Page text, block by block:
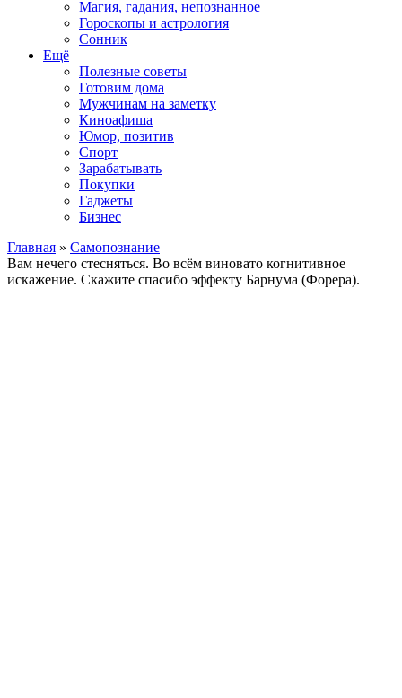
Магия, гадания, непознанное
Гороскопы и астрология
Сонник
Ещё
Полезные советы
Готовим дома
Мужчинам на заметку
Киноафиша
Юмор, позитив
Спорт
Зарабатывать
Покупки
Гаджеты
Бизнес
Главная » Самопознание
Вам нечего стесняться. Во всём виновато когнитивное
искажение. Скажите спасибо эффекту Барнума (Форера).